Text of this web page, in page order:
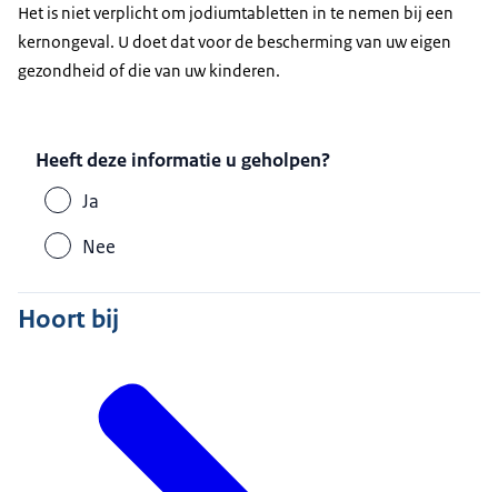
Het is niet verplicht om jodiumtabletten in te nemen bij een
kernongeval. U doet dat voor de bescherming van uw eigen
gezondheid of die van uw kinderen.
Heeft deze informatie u geholpen?
Ja
Nee
Hoort bij